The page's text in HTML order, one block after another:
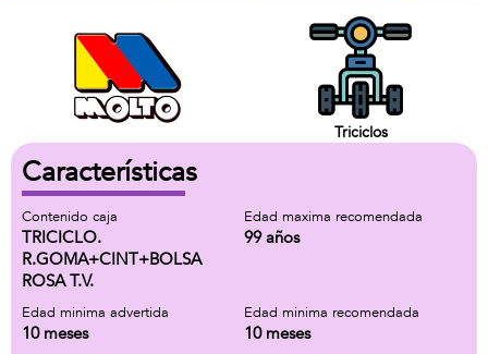
Triciclos
Características
Contenido caja
TRICICLO.
R.GOMA+CINT+BOLSA
ROSA T.V.
Edad maxima recomendada
99 años
Edad minima advertida
10 meses
Edad minima recomendada
10 meses